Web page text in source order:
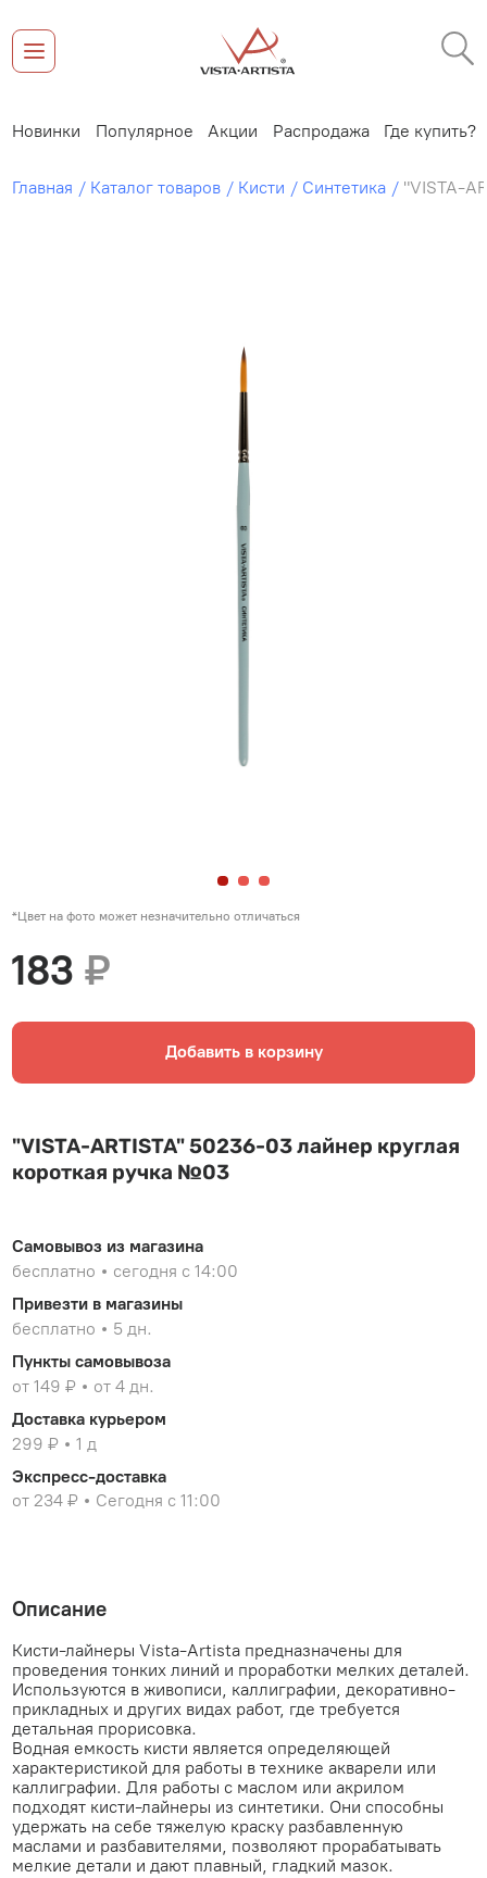
Новинки Популярное Акции Распродажа Где купить?
Главная Каталог товаров Кисти Синтетика "VISTA-
*Цвет на фото может незначительно отличаться
183₽
Добавить в корзину
"VISTA-ARTISTA" 50236-03 лайнер круглая
короткая ручка №03
Самовывоз из магазина
бесплатно
сегодня с 14:00
Привезти в магазины
бесплатно
5 дн.
Пункты самовывоза
от 149 ₽
от 4 дн.
Доставка курьером
299 ₽
1 д
Экспресс-доставка
от 234 ₽
Сегодня с 11:00
Описание
Кисти-лайнеры Vista-Artista предназначены для
проведения тонких линий и проработки мелких деталей.
Используются в живописи, каллиграфии, декоративно-
прикладных и других видах работ, где требуется
детальная прорисовка.
Водная емкость кисти является определяющей
характеристикой для работы в технике акварели или
каллиграфии. Для работы с маслом или акрилом
подходят кисти-лайнеры из синтетики. Они способны
удержать на себе тяжелую краску разбавленную
маслами и разбавителями, позволяют прорабатывать
мелкие детали и дают плавный, гладкий мазок.